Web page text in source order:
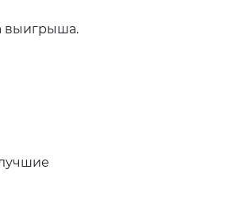
выигрыша.